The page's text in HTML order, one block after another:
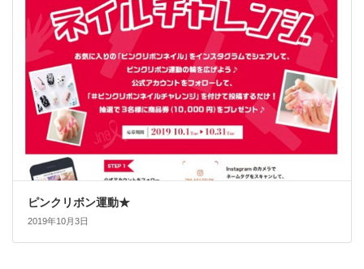
ピンクリボン運動★
2019年10月3日